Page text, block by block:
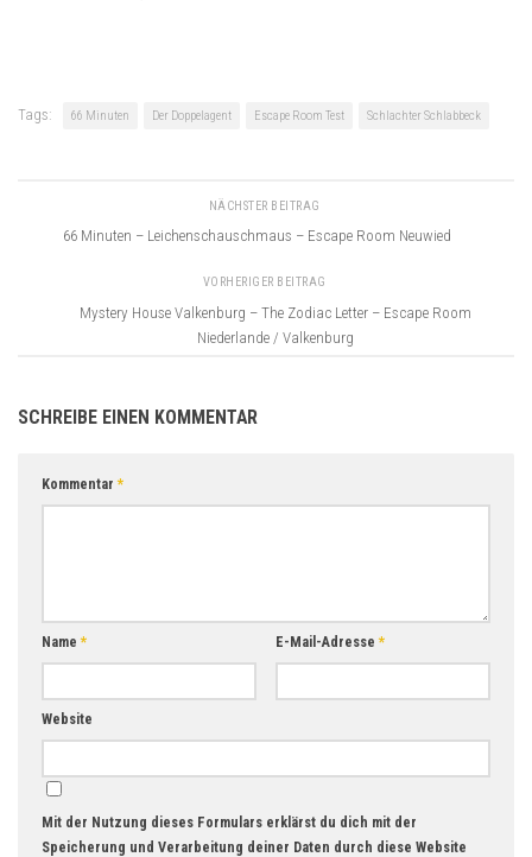
Tags: 66 Minuten Der Doppelagent Escape Room Test Schlachter Schlabbeck
NÄCHSTER BEITRAG
66 Minuten – Leichenschauschmaus – Escape Room Neuwied
VORHERIGER BEITRAG
Mystery House Valkenburg – The Zodiac Letter – Escape Room
Niederlande / Valkenburg
SCHREIBE EINEN KOMMENTAR
Kommentar*
Name* E-Mail-Adresse*
Website
Mit der Nutzung dieses Formulars erklärst du dich mit der
Speicherung und Verarbeitung deiner Daten durch diese Website